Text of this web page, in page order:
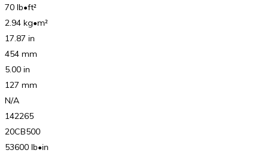
70 lb•ft²
2.94 kg•m²
17.87 in
454 mm
5.00 in
127 mm
N/A
142265
20CB500
53600 lb•in